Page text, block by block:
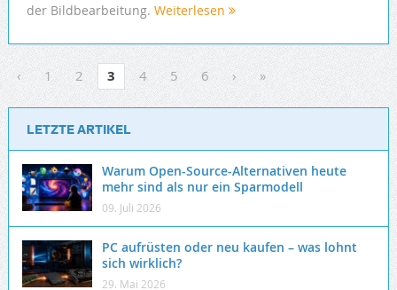
der Bildbearbeitung. Weiterlesen
‹ 1 2 3 4 5 6 › »
LETZTE ARTIKEL
Warum Open-Source-Alternativen heute
mehr sind als nur ein Sparmodell
09. Juli 2026
PC aufrüsten oder neu kaufen – was lohnt
sich wirklich?
29. Mai 2026